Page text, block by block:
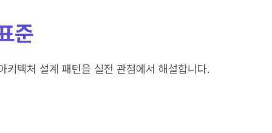
준
텍처 설계 패턴을 실전 관점에서 해설합니다.